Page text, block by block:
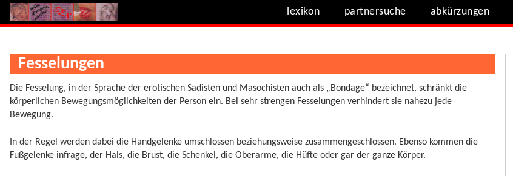
lexikon partnersuche abkürzungen
Fesselungen
Die Fesselung, in der Sprache der erotischen Sadisten und Masochisten auch als „Bondage“ bezeichnet, schränkt die
körperlichen Bewegungsmöglichkeiten der Person ein. Bei sehr strengen Fesselungen verhindert sie nahezu jede
Bewegung.
In der Regel werden dabei die Handgelenke umschlossen beziehungsweise zusammengeschlossen. Ebenso kommen die
Fußgelenke infrage, der Hals, die Brust, die Schenkel, die Oberarme, die Hüfte oder gar der ganze Körper.